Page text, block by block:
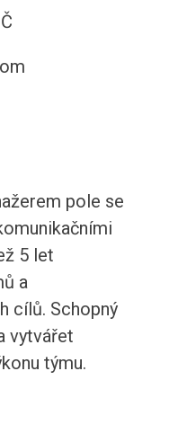
pole se
5 let
a
cílů. Schopný
vytvářet
týmu.